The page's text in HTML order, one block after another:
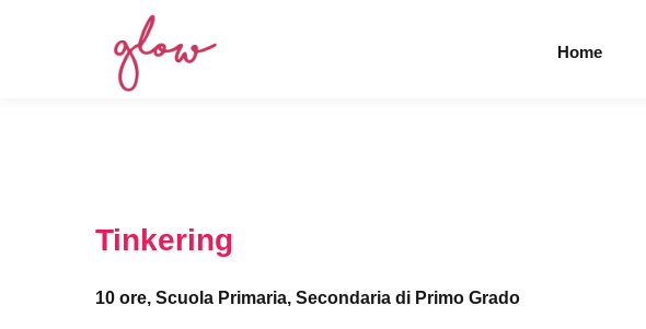
Home
Tinkering
Tinkering
10 ore, Scuola Primaria, Secondaria di Primo Grado